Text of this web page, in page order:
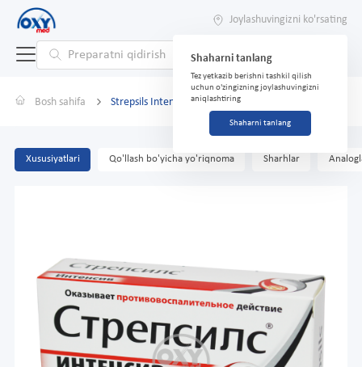
Joylashuvingizni ko'rsating
Shaharni tanlang
Tez yetkazib berishni tashkil qilish
uchun o'zingizning joylashuvingizni
aniqlashtiring
Shaharni tanlang
Bosh sahifa Strepsils Intensiv 8,75 mg No 24 tab. asal / limon
Xususiyatlari Qo'llash bo'yicha yo'riqnoma Sharhlar